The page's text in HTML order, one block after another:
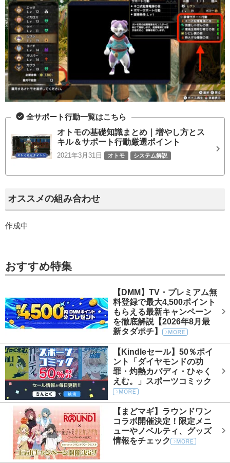
全サポート行動一覧はこちら
オトモの基礎知識まとめ｜増やし方とス
キル＆サポート行動厳選ポイント
2021年3月31日 オトモ システム解説
オススメの組み合わせ
作成中
おすすめ特集
【DMM】TV・プレミアム無
料登録で最大4,500ポイント
もらえる最新キャンペーン
を徹底解説【2026年8月最
新タダポチ】
【Kindleセール】50％ポイ
ント「ダイヤモンドの功
罪・灼熱カバディ・ひゃく
えむ。」スポーツコミック
【まどマギ】ラウンドワン
コラボ開催決定！限定メニ
ューやノベルティ、グッズ
情報をチェック